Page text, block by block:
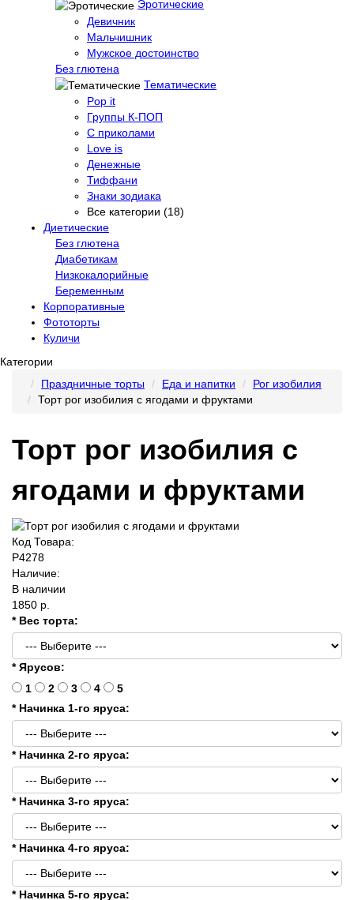
Эротические
Девичник
Мальчишник
Мужское достоинство
Без глютена
Тематические
Pop it
Группы К-ПОП
С приколами
Love is
Денежные
Тиффани
Знаки зодиака
Все категории (18)
Диетические
Без глютена
Диабетикам
Низкокалорийные
Беременным
Корпоративные
Фототорты
Куличи
Категории
Праздничные торты
Еда и напитки
Рог изобилия
Торт рог изобилия с ягодами и фруктами
Торт рог изобилия с
ягодами и фруктами
Код Товара:
P4278
Наличие:
В наличии
1850 р.
* Вес торта:
* Ярусов:
1
2 3 4
5
* Начинка 1-го яруса:
* Начинка 2-го яруса:
* Начинка 3-го яруса:
* Начинка 4-го яруса:
* Начинка 5-го яруса: